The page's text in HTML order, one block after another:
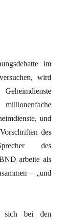
im
wird
und
des
des
arbeite als
– „und
sich bei den